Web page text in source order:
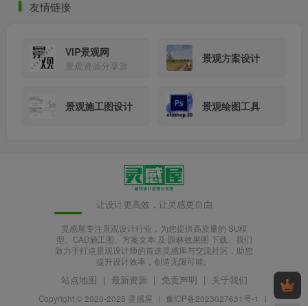
友情链接
VIP景观网
景观资源分享源
景观方案设计
景观施工图设计 景观绘图工具
让设计更高效，让灵感更自由
灵感屋专注景观设计行业，为您提供高质量的 SU模
型、CAD施工图、方案文本 及 园林效果图 下载。我们
致力于打造景观设计师的首选灵感库与交流社区，助您
提升设计效率，创造无限可能。
站点地图 | 最新资源 | 免责声明 | 关于我们
Copyright © 2020-2025 灵感屋 | 豫ICP备2023027631号-1
|